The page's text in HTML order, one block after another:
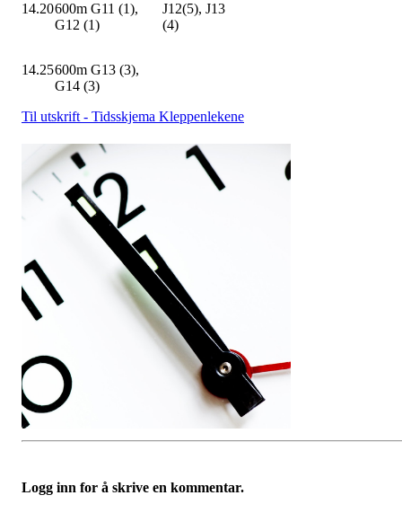
14.20600m G11 (1),
G12 (1)
J12(5), J13
(4)
14.25600m G13 (3),
G14 (3)
Til utskrift - Tidsskjema Kleppenlekene
Logg inn for å skrive en kommentar.